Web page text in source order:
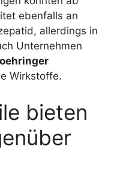
ebenfalls an
allerdings in
Unternehmen
Wirkstoffe.
bieten